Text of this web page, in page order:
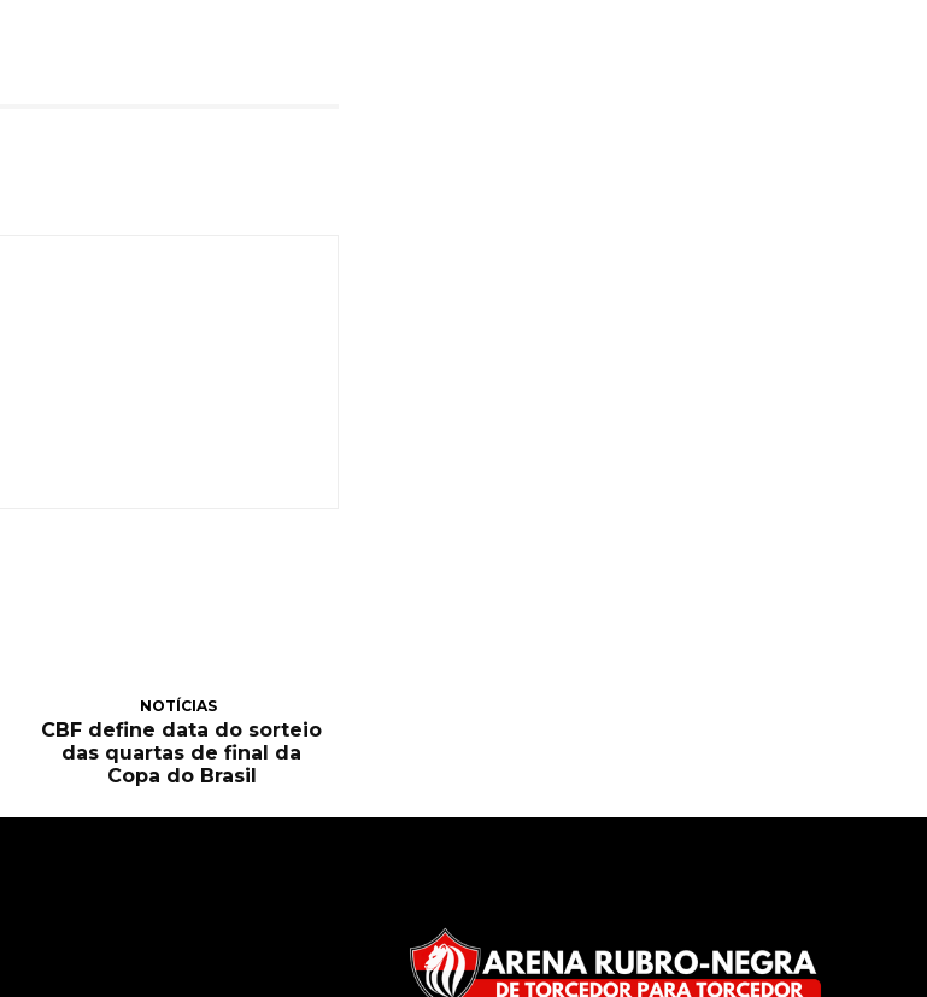
NOTÍCIAS
CBF define data do sorteio
das quartas de final da
Copa do Brasil